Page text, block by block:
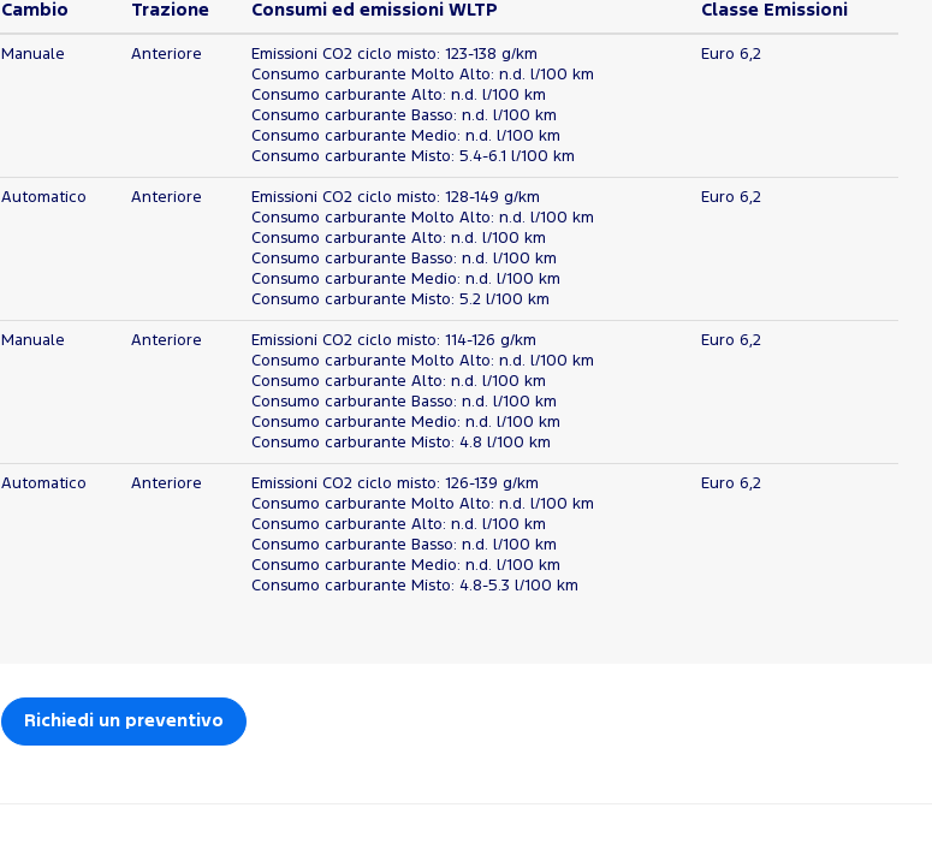
Cambio Trazione Consumi ed emissioni WLTP Classe Emissioni
Manuale Anteriore
Emissioni CO2 ciclo misto: 123-138 g/km
Consumo carburante Molto Alto: n.d. l/100 km
Consumo carburante Alto: n.d. l/100 km
Consumo carburante Basso: n.d. l/100 km
Consumo carburante Medio: n.d. l/100 km
Consumo carburante Misto: 5.4-6.1 l/100 km
Euro 6,2
Automatico Anteriore
Emissioni CO2 ciclo misto: 128-149 g/km
Consumo carburante Molto Alto: n.d. l/100 km
Consumo carburante Alto: n.d. l/100 km
Consumo carburante Basso: n.d. l/100 km
Consumo carburante Medio: n.d. l/100 km
Consumo carburante Misto: 5.2 l/100 km
Euro 6,2
Manuale Anteriore
Emissioni CO2 ciclo misto: 114-126 g/km
Consumo carburante Molto Alto: n.d. l/100 km
Consumo carburante Alto: n.d. l/100 km
Consumo carburante Basso: n.d. l/100 km
Consumo carburante Medio: n.d. l/100 km
Consumo carburante Misto: 4.8 l/100 km
Euro 6,2
Automatico Anteriore
Emissioni CO2 ciclo misto: 126-139 g/km
Consumo carburante Molto Alto: n.d. l/100 km
Consumo carburante Alto: n.d. l/100 km
Consumo carburante Basso: n.d. l/100 km
Consumo carburante Medio: n.d. l/100 km
Consumo carburante Misto: 4.8-5.3 l/100 km
Euro 6,2
Richiedi un preventivo